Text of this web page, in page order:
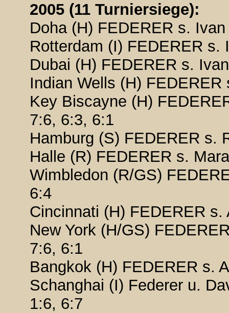
2005 (11 Turniersiege):
Doha (H) FEDERER s.
Rotterdam (I) FEDERER
Dubai (H) FEDERER s.
Indian Wells (H)
Key Biscayne (H)
7:6, 6:3, 6:1
Hamburg (S) FEDERER s.
Halle (R) FEDERER s.
Wimbledon (R/GS)
6:4
Cincinnati (H) FEDERER
New York (H/GS)
7:6, 6:1
Bangkok (H) FEDERER s.
Schanghai (I) Federer u.
1:6, 6:7